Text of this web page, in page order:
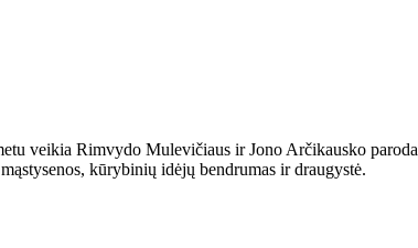
veikia Rimvydo Mulevičiaus ir Jono Arčikausko
kūrybinių idėjų bendrumas ir draugystė.